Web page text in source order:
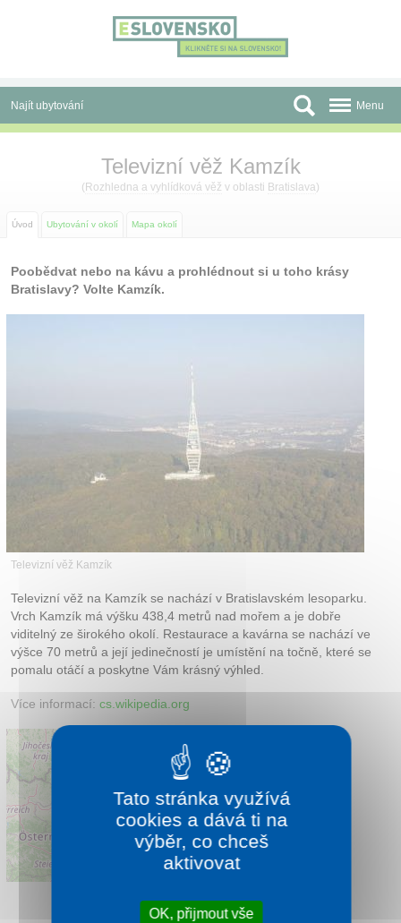
Najít ubytování
Slevy a Last Minute
Autobusové zájezdy
Před cestou
Menu
Televizní věž Kamzík
( Rozhledna a vyhlídková věž v oblasti Bratislava)
Úvod Ubytování v okolí Mapa okolí
Poobědvat nebo na kávu a prohlédnout si u toho krásy
Bratislavy? Volte Kamzík.
Televizní věž Kamzík
Televizní věž na Kamzík se nachází v Bratislavském lesoparku.
Vrch Kamzík má výšku 438,4 metrů nad mořem a je dobře
viditelný ze širokého okolí. Restaurace a kavárna se nachází ve
výšce 70 metrů a její jedinečností je umístění na točně, které se
pomalu otáčí a poskytne Vám krásný výhled.
Více informací: cs.wikipedia.org
OpenStreetMap contributors
Tato stránka využívá
cookies a dává ti na
výběr, co chceš
aktivovat
OK, přijmout vše